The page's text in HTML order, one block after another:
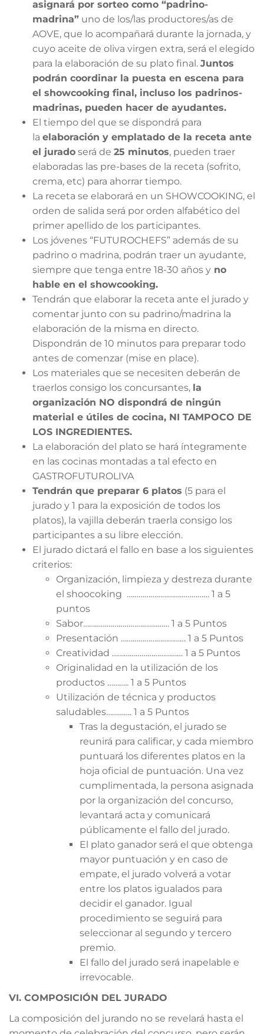
asignará por sorteo como “padrino-
madrina” uno de los/las productores/as de
AOVE, que lo acompañará durante la jornada, y
cuyo aceite de oliva virgen extra, será el elegido
para la elaboración de su plato final. Juntos
podrán coordinar la puesta en escena para
el showcooking final, incluso los padrinos-
madrinas, pueden hacer de ayudantes.
El tiempo del que se dispondrá para
la elaboración y emplatado de la receta ante
el jurado será de 25 minutos, pueden traer
elaboradas las pre-bases de la receta (sofrito,
crema, etc) para ahorrar tiempo.
La receta se elaborará en un SHOWCOOKING, el
orden de salida será por orden alfabético del
primer apellido de los participantes.
Los jóvenes “FUTUROCHEFS” además de su
padrino o madrina, podrán traer un ayudante,
siempre que tenga entre 18-30 años y no
hable en el showcooking.
Tendrán que elaborar la receta ante el jurado y
comentar junto con su padrino/madrina la
elaboración de la misma en directo.
Dispondrán de 10 minutos para preparar todo
antes de comenzar (mise en place).
Los materiales que se necesiten deberán de
traerlos consigo los concursantes, la
organización NO dispondrá de ningún
material e útiles de cocina, NI TAMPOCO DE
LOS INGREDIENTES.
La elaboración del plato se hará íntegramente
en las cocinas montadas a tal efecto en
GASTROFUTUROLIVA
Tendrán que preparar 6 platos (5 para el
jurado y 1 para la exposición de todos los
platos), la vajilla deberán traerla consigo los
participantes a su libre elección.
El jurado dictará el fallo en base a los siguientes
criterios:
Organización, limpieza y destreza durante
el shoocoking …………………………………… 1 a 5
puntos
Sabor………………………………..…… 1 a 5 Puntos
Presentación …………………………… 1 a 5 Puntos
Creatividad ……………………………… 1 a 5 Puntos
Originalidad en la utilización de los
productos ……….. 1 a 5 Puntos
Utilización de técnica y productos
saludables…………. 1 a 5 Puntos
Tras la degustación, el jurado se
reunirá para calificar, y cada miembro
puntuará los diferentes platos en la
hoja oficial de puntuación. Una vez
cumplimentada, la persona asignada
por la organización del concurso,
levantará acta y comunicará
públicamente el fallo del jurado.
El plato ganador será el que obtenga
mayor puntuación y en caso de
empate, el jurado volverá a votar
entre los platos igualados para
decidir el ganador. Igual
procedimiento se seguirá para
seleccionar al segundo y tercero
premio.
El fallo del jurado será inapelable e
irrevocable.
VI. COMPOSICIÓN DEL JURADO
La composición del jurando no se revelará hasta el